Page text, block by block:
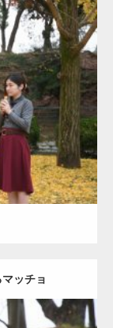
チョ) 上腕三頭筋
ッチョ